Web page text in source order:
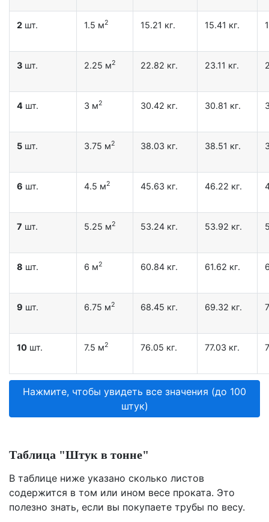
2 шт. 1.5 м2 15.21 кг. 15.41 кг.
3 шт. 2.25 м2 22.82 кг. 23.11 кг.
4 шт. 3 м2 30.42 кг. 30.81 кг.
5 шт. 3.75 м2 38.03 кг. 38.51 кг.
6 шт. 4.5 м2 45.63 кг. 46.22 кг.
7 шт. 5.25 м2 53.24 кг. 53.92 кг.
8 шт. 6 м2 60.84 кг. 61.62 кг.
9 шт. 6.75 м2 68.45 кг. 69.32 кг.
10 шт. 7.5 м2 76.05 кг. 77.03 кг.
Нажмите, чтобы увидеть все значения (до 100
штук)
Таблица "Штук в тонне"
В таблице ниже указано сколько листов
содержится в том или ином весе проката. Это
полезно знать, если вы покупаете трубы по весу.